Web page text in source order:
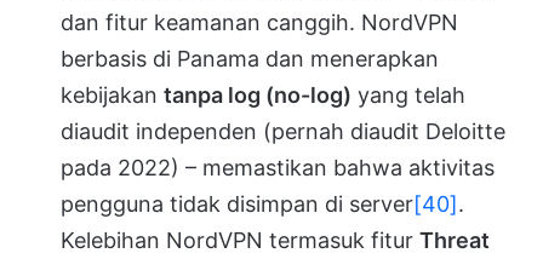
dan fitur keamanan canggih. NordVPN
berbasis di Panama dan menerapkan
kebijakan tanpa log (no-log) yang telah
diaudit independen (pernah diaudit Deloitte
pada 2022) – memastikan bahwa aktivitas
pengguna tidak disimpan di server[40].
Kelebihan NordVPN termasuk fitur Threat